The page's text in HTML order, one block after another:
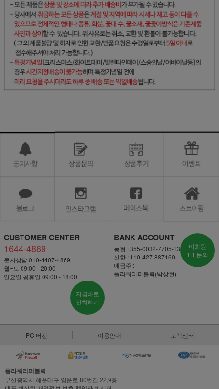
CUSTOMER CENTER
1644-4869
문자상담 010-4407-4869
월~토 09:00 - 20:00
일요일·공휴일 09:00 - 18:00
지금바로
전화하기
BANK ACCOUNT
농협 : 355-0032-7705-13
신한 : 110-427-887160
예금주 :
플라워리퍼블릭(박상현)
비회원
1:1 문의
PC 버전 이용안내 고객센터
플라워리퍼블릭
부산광역시 해운대구 양운로 80번길 22,9층